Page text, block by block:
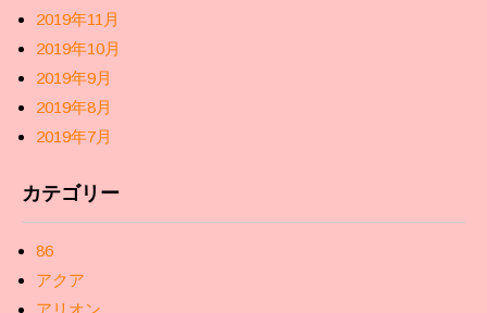
2019年11月
2019年10月
2019年9月
2019年8月
2019年7月
カテゴリー
86
アクア
アリオン